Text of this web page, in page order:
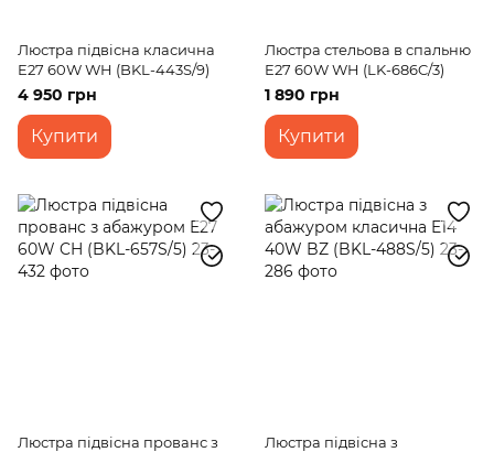
Люстра підвісна класична
E27 60W WH (BKL-443S/9)
4 950 грн
Купити
Люстра стельова в спальню
E27 60W WH (LK-686C/3)
1 890 грн
Купити
Люстра підвісна прованс з
Люстра підвісна з